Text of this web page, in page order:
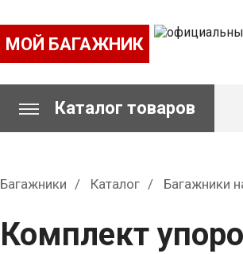
МОЙ БАГАЖНИК
Каталог товаров
Багажники Каталог Багажники
Комплект